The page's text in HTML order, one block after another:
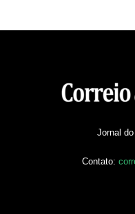
Jornal
Contato: